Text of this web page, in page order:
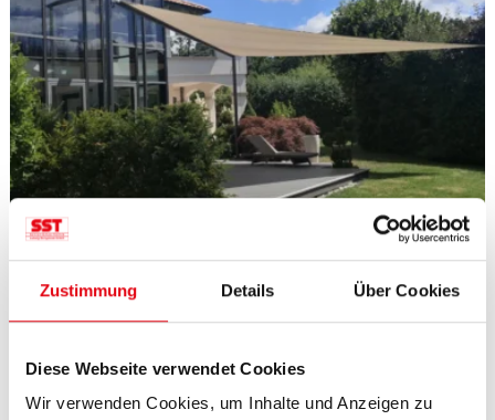
Zustimmung Details Über Cookies
Diese Webseite verwendet Cookies
Wir verwenden Cookies, um Inhalte und Anzeigen zu